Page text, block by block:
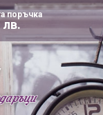
поръчка
лв.